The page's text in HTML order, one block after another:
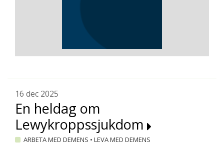
16 dec 2025
En heldag om
Lewykroppssjukdom
ARBETA MED DEMENS • LEVA MED DEMENS